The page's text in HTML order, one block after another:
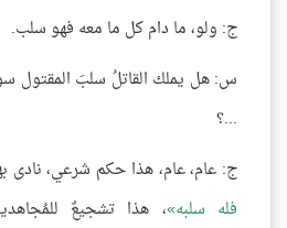
ج: ولو، ما دام كل ما معه فهو سلب.
س: هل يملك القاتلُ سلبَ المقتول
...؟
ج: عام، عام، هذا حكم شرعي، نادى
فله سلبه ، هذا تشجيعٌ